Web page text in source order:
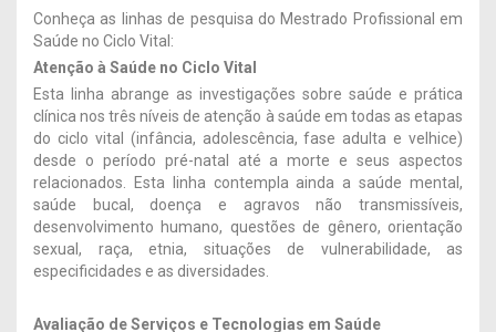
Conheça as linhas de pesquisa do Mestrado Profissional em
Saúde no Ciclo Vital:
Atenção à Saúde no Ciclo Vital
Esta linha abrange as investigações sobre saúde e prática
clínica nos três níveis de atenção à saúde em todas as etapas
do ciclo vital (infância, adolescência, fase adulta e velhice)
desde o período pré-natal até a morte e seus aspectos
relacionados. Esta linha contempla ainda a saúde mental,
saúde bucal, doença e agravos não transmissíveis,
desenvolvimento humano, questões de gênero, orientação
sexual, raça, etnia, situações de vulnerabilidade, as
especificidades e as diversidades.
Avaliação de Serviços e Tecnologias em Saúde